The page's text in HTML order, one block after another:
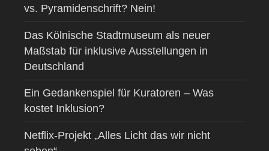
vs. Pyramidenschrift? Nein!
Das Kölnische Stadtmuseum als neuer
Maßstab für inklusive Ausstellungen in
Deutschland
Ein Gedankenspiel für Kuratoren – Was
kostet Inklusion?
Netflix-Projekt „Alles Licht das wir nicht